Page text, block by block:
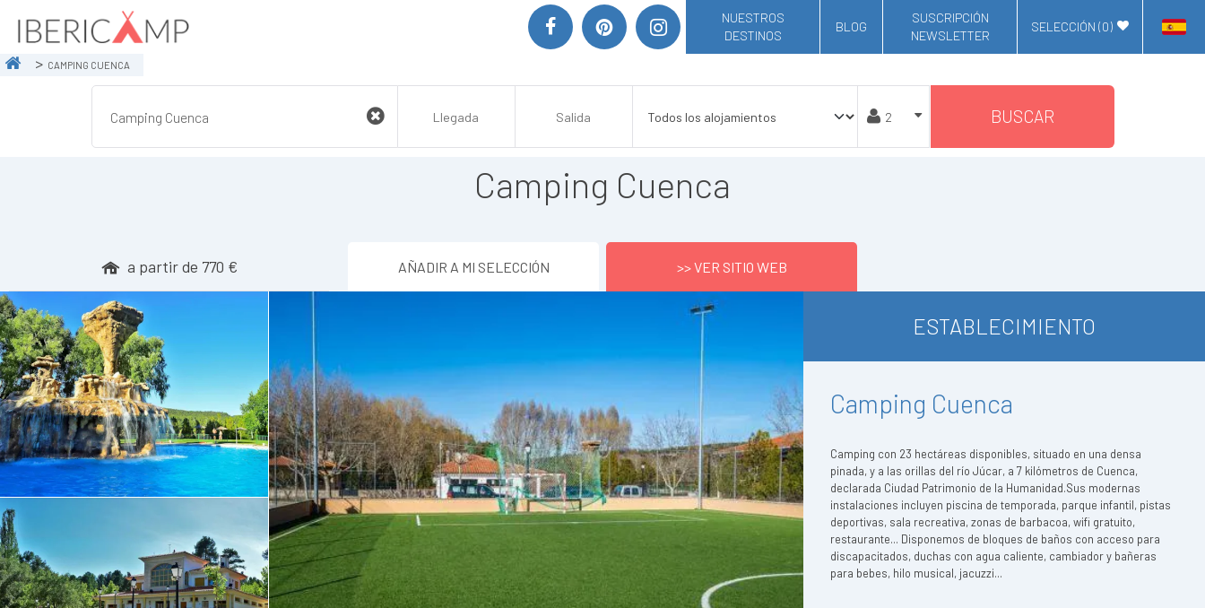
NUESTROS
DESTINOS
BLOG
SUSCRIPCIÓN
NEWSLETTER
SELECCIÓN (0)
CAMPING CUENCA
BUSCAR
Camping Cuenca
a partir de 770 € AÑADIR A MI SELECCIÓN >> VER SITIO WEB
ESTABLECIMIENTO
Camping Cuenca
Camping con 23 hectáreas disponibles, situado en una densa
pinada, y a las orillas del río Júcar, a 7 kilómetros de Cuenca,
declarada Ciudad Patrimonio de la Humanidad.Sus modernas
instalaciones incluyen piscina de temporada, parque infantil, pistas
deportivas, sala recreativa, zonas de barbacoa, wifi gratuito,
restaurante... Disponemos de bloques de baños con acceso para
discapacitados, duchas con agua caliente, cambiador y bañeras
para bebes, hilo musical, jacuzzi...